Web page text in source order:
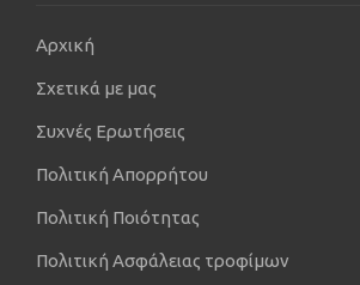
(ESSKA), καθώς και υπότροφος της
συγγραφικό έργο με περισσότερες
δημοσιεύσεις σε διεθνή περιοδικά με
απήχησης, συγγραφή σε κεφάλαια
πλήθος παρουσιάσεων και διαλέξεων.
Αρχική
Σχετικά με μας
Συχνές Ερωτήσεις
Πολιτική Απορρήτου
Πολιτική Ποιότητας
Πολιτική Ασφάλειας τροφίμων